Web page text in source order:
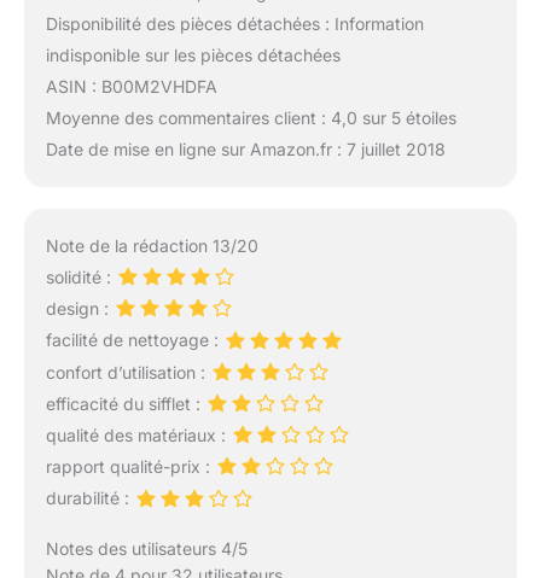
Disponibilité des pièces détachées : Information
indisponible sur les pièces détachées
ASIN : B00M2VHDFA
Moyenne des commentaires client : 4,0 sur 5 étoiles
Date de mise en ligne sur Amazon.fr : 7 juillet 2018
Note de la rédaction 13/20
solidité :
design :
facilité de nettoyage :
confort d’utilisation :
efficacité du sifflet :
qualité des matériaux :
rapport qualité-prix :
durabilité :
Notes des utilisateurs 4/5